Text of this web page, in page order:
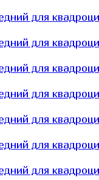
для
для
для
для
для
для
для